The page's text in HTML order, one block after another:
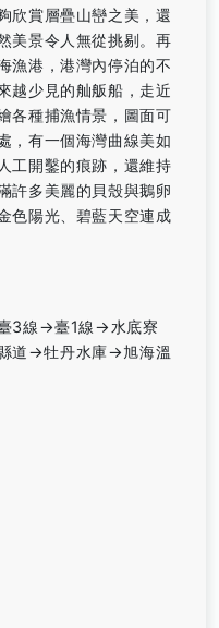
欣賞層疊山巒之美，還
美景令人無從挑剔。再
漁港，港灣內停泊的不
越少見的舢舨船，走近
各種捕漁情景，圖面可
，有一個海灣曲線美如
工開鑿的痕跡，還維持
許多美麗的貝殼與鵝卵
色陽光、碧藍天空連成
3線→臺1線→水底寮
道→牡丹水庫→旭海溫